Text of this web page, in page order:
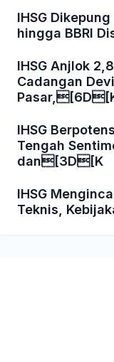
IHSG
hingga BBRI
IHSG Anjlok
Cadangan
IHSG
Tengah
dan[3D[K
IHSG
Teknis,